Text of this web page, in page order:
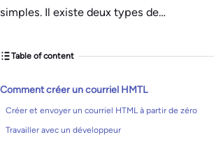
simples. Il existe deux types de…
Table of content
Comment créer un courriel HMTL
Créer et envoyer un courriel HTML à partir de zéro
Travailler avec un développeur